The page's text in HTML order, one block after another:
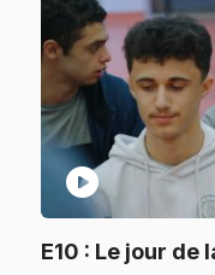
play_circle
E10 : Le jour de